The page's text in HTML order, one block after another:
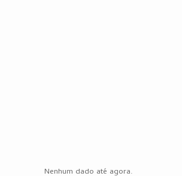
Nenhum dado até agora.